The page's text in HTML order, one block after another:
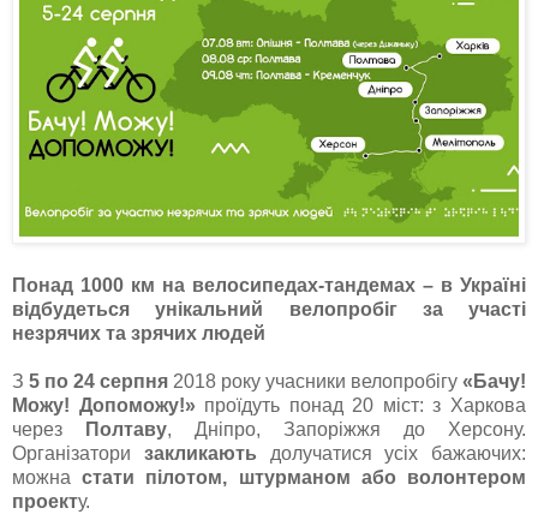
Понад 1000 км на велосипедах-тандемах – в Україні
відбудеться унікальний велопробіг за участі
незрячих та зрячих людей
З 5 по 24 серпня 2018 року учасники велопробігу «Бачу!
Можу! Допоможу!»проїдуть понад 20 міст: з Харкова
через
Полтаву, Дніпро, Запоріжжя до Херсону.
Організатори закликають долучатися усіх бажаючих:
можнастати пілотом, штурманом або волонтером
проекту.